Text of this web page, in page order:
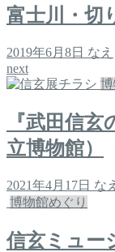
富士川・切
2019年6月8日 なえ
next
『武田信
立博物館）
2021年4月17日 なえ
博物館めぐり
信玄ミュー